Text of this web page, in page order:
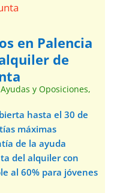
en Palencia
de
Ayudas y Oposiciones,
hasta el 30 de
máximas
de la ayuda
del alquiler con
al 60% para jóvenes